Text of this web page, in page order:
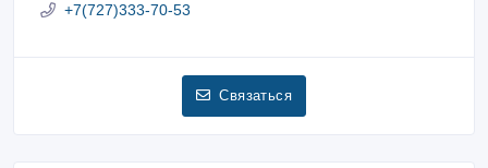
+7(727)333-70-53
Связаться